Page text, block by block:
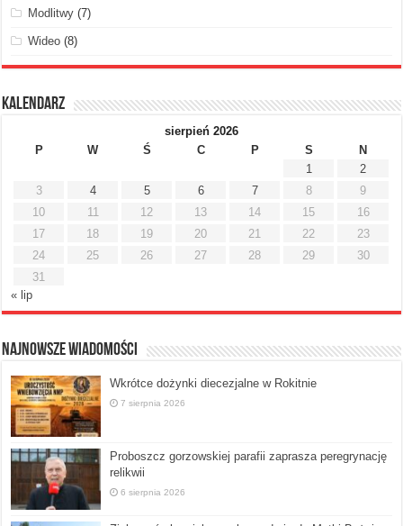
Modlitwy (7)
Wideo (8)
Kalendarz
sierpień 2026
P
W Ś C P S
N
1
2
3
4 5 6 7 8
9
10
11 12 13 14 15
16
17
18 19 20 21 22
23
24
25 26 27 28 29
30
31
« lip
Najnowsze Wiadomości
Wkrótce dożynki diecezjalne w Rokitnie
7 sierpnia 2026
Proboszcz gorzowskiej parafii zaprasza peregrynację
relikwii
6 sierpnia 2026